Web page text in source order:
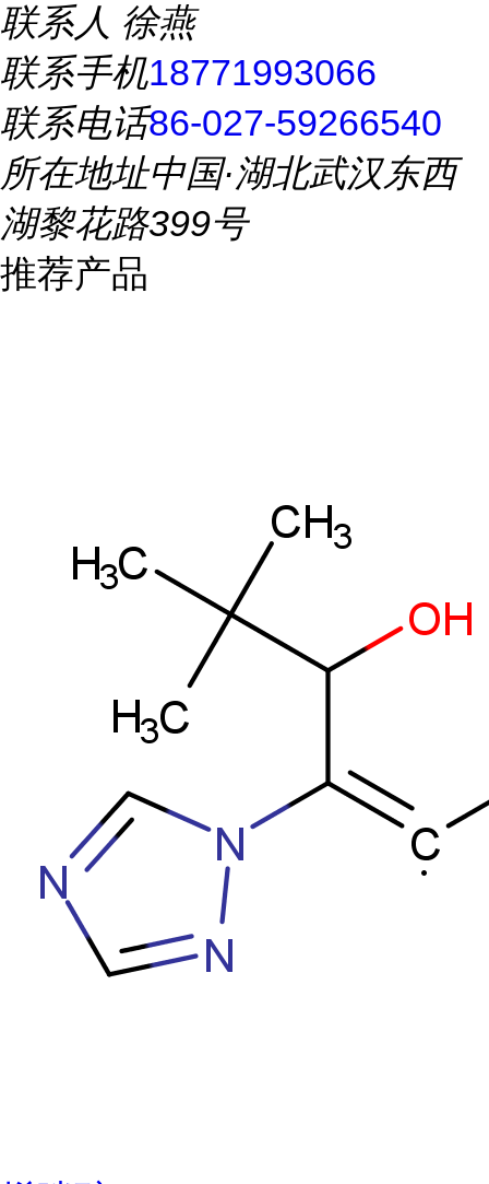
联系人 徐燕
联系手机18771993066
联系电话86-027-59266540
所在地址中国·湖北武汉东西
湖黎花路399号
推荐产品